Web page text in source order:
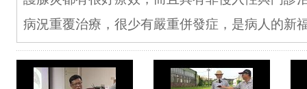
病況重覆治療，很少有嚴重併發症，是病人的新